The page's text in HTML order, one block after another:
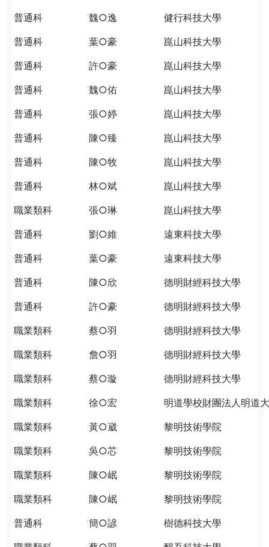
普通科
魏○逸
健行科技大學
普通科
葉○豪
崑山科技大學
普通科
許○豪
崑山科技大學
普通科
魏○佑
崑山科技大學
普通科
張○婷
崑山科技大學
普通科
陳○臻
崑山科技大學
普通科
陳○牧
崑山科技大學
普通科
林○斌
崑山科技大學
職業類科
張○琳
崑山科技大學
普通科
劉○維
遠東科技大學
普通科
葉○豪
遠東科技大學
普通科
陳○欣
德明財經科技大學
普通科
許○豪
德明財經科技大學
職業類科
蔡○羽
德明財經科技大學
職業類科
詹○羽
德明財經科技大學
職業類科
蔡○璇
德明財經科技大學
職業類科
徐○宏
明道學校財團法人明道
職業類科
黃○崴
黎明技術學院
職業類科
吳○芯
黎明技術學院
職業類科
陳○岷
黎明技術學院
職業類科
陳○岷
黎明技術學院
普通科
簡○諺
樹德科技大學